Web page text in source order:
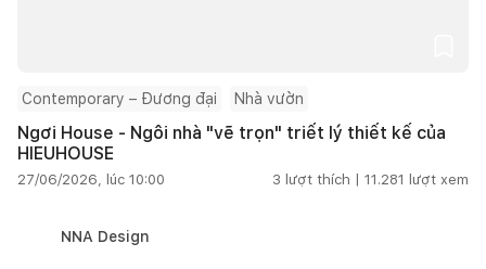
Contemporary – Đương đại Nhà vườn
Ngơi House - Ngôi nhà "vẽ trọn" triết lý thiết kế của
HIEUHOUSE
27/06/2026, lúc 10:00 3 lượt thích | 11.281 lượt xem
NNA Design